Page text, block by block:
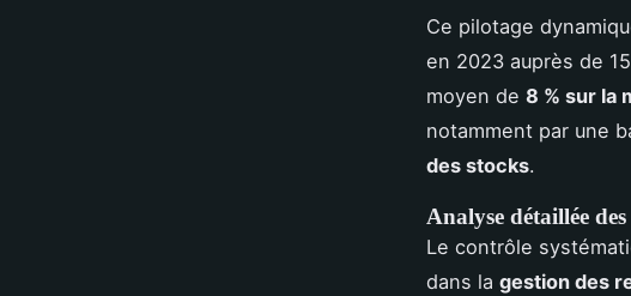
Ce pilotage
en 2023 auprès de
moyen de 8 % sur la
notamment par une
des stocks.
Analyse détaillée
Le contrôle
dans la gestion des